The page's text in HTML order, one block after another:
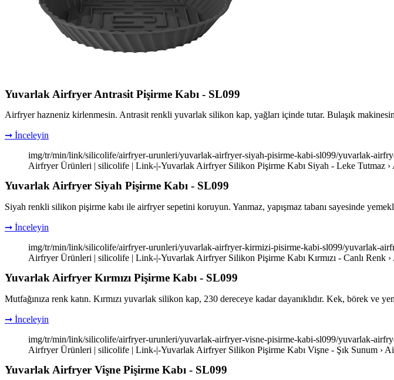
Yuvarlak Airfryer Antrasit Pişirme Kabı - SL099
Airfryer hazneniz kirlenmesin. Antrasit renkli yuvarlak silikon kap, yağları içinde tutar. Bulaşık
➞ İnceleyin
img/tr/min/link/silicolife/airfryer-urunleri/yuvarlak-airfryer-siyah-pisirme-kabi-sl099/yuvarlak-
Airfryer Ürünleri | silicolife | Link-|-Yuvarlak Airfryer Silikon Pişirme Kabı Siyah - Leke Tutmaz
Yuvarlak Airfryer Siyah Pişirme Kabı - SL099
Siyah renkli silikon pişirme kabı ile airfryer sepetini koruyun. Yanmaz, yapışmaz tabanı sayesinde
➞ İnceleyin
img/tr/min/link/silicolife/airfryer-urunleri/yuvarlak-airfryer-kirmizi-pisirme-kabi-sl099/yuvarlak-
Airfryer Ürünleri | silicolife | Link-|-Yuvarlak Airfryer Silikon Pişirme Kabı Kırmızı - Canlı Renk
Yuvarlak Airfryer Kırmızı Pişirme Kabı - SL099
Mutfağınıza renk katın. Kırmızı yuvarlak silikon kap, 230 dereceye kadar dayanıklıdır. Kek, börek ve
➞ İnceleyin
img/tr/min/link/silicolife/airfryer-urunleri/yuvarlak-airfryer-visne-pisirme-kabi-sl099/yuvarlak-
Airfryer Ürünleri | silicolife | Link-|-Yuvarlak Airfryer Silikon Pişirme Kabı Vişne - Şık Sunum ›
Yuvarlak Airfryer Vişne Pişirme Kabı - SL099